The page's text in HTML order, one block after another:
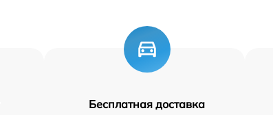
Бесплатная доставка